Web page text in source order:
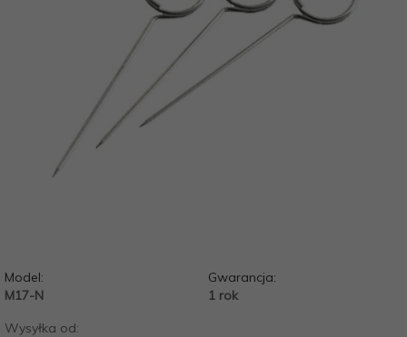
Model:
M17-N
Gwarancja:
1 rok
Wysyłka od: